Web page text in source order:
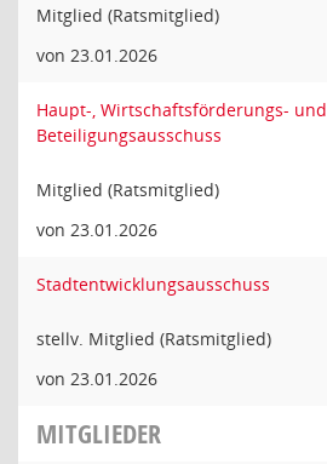
Mitglied (Ratsmitglied)
von 23.01.2026
Haupt-, Wirtschaftsförderungs- und
Beteiligungsausschuss
Mitglied (Ratsmitglied)
von 23.01.2026
Stadtentwicklungsausschuss
stellv. Mitglied (Ratsmitglied)
von 23.01.2026
MITGLIEDER